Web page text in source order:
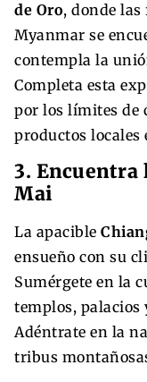
de Oro, donde
Myanmar se
contempla la
Completa esta
por los límites de
productos locales
3. Encuentra
Mai
La apacible
ensueño con su
Sumérgete en la
templos, palacios
Adéntrate en la
tribus